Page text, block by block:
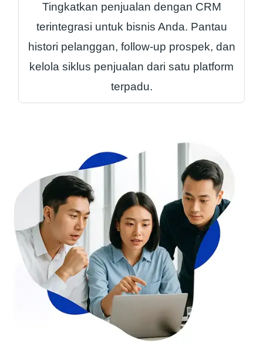
Tingkatkan penjualan dengan CRM
terintegrasi untuk bisnis Anda. Pantau
histori pelanggan, follow-up prospek, dan
kelola siklus penjualan dari satu platform
terpadu.